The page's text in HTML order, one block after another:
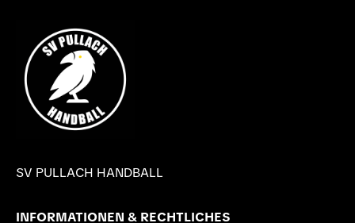
SV PULLACH HANDBALL
INFORMATIONEN & RECHTLICHES